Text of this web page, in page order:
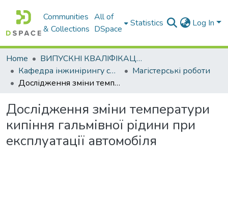
Communities
& Collections
All of
DSpace
Statistics Log In
Home
ВИПУСКНІ КВАЛІФІКАЦІЙНІ РОБОТИ
Кафедра інжинірингу систем автомобільного транспорту
Магістерські роботи
Дослідження зміни температури кипіння гальмівної рідини при експлуатації автомобіля
Дослідження зміни температури
кипіння гальмівної рідини при
експлуатації автомобіля